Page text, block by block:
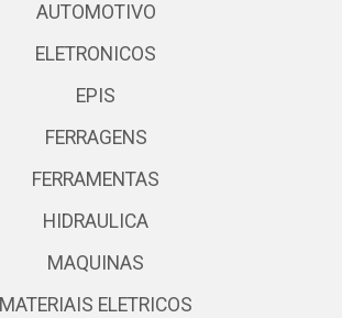
AUTOMOTIVO
ELETRONICOS
EPIS
FERRAGENS
FERRAMENTAS
HIDRAULICA
MAQUINAS
MATERIAIS ELETRICOS